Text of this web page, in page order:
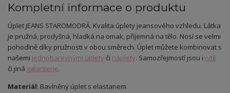
Kompletní informace o produktu
Úplet JEANS STAROMODRÁ. Kvalita úplety jeansového vzhledu. Látka
je pružná, prodyšná, hladká na omak, příjemná na tělo. Nosí se velmi
pohodlně díky pružnosti v obou směrech. Úplet můžete kombinovat s
našemi jednobarevnými úplety či náplety. Samozřejmostí jsou i nitě
či jiná galanterie.
Materiál: Bavlněný úplet s elastanem